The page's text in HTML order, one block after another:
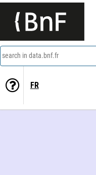
search in data.bnf.fr
FR